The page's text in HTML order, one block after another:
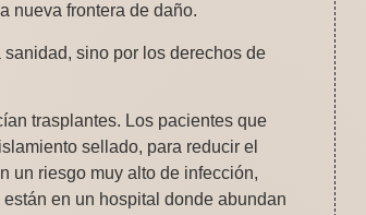
nueva frontera de daño.
sino por los derechos de
trasplantes. Los pacientes que
sellado, para reducir el
un riesgo muy alto de infección,
en un hospital donde abundan